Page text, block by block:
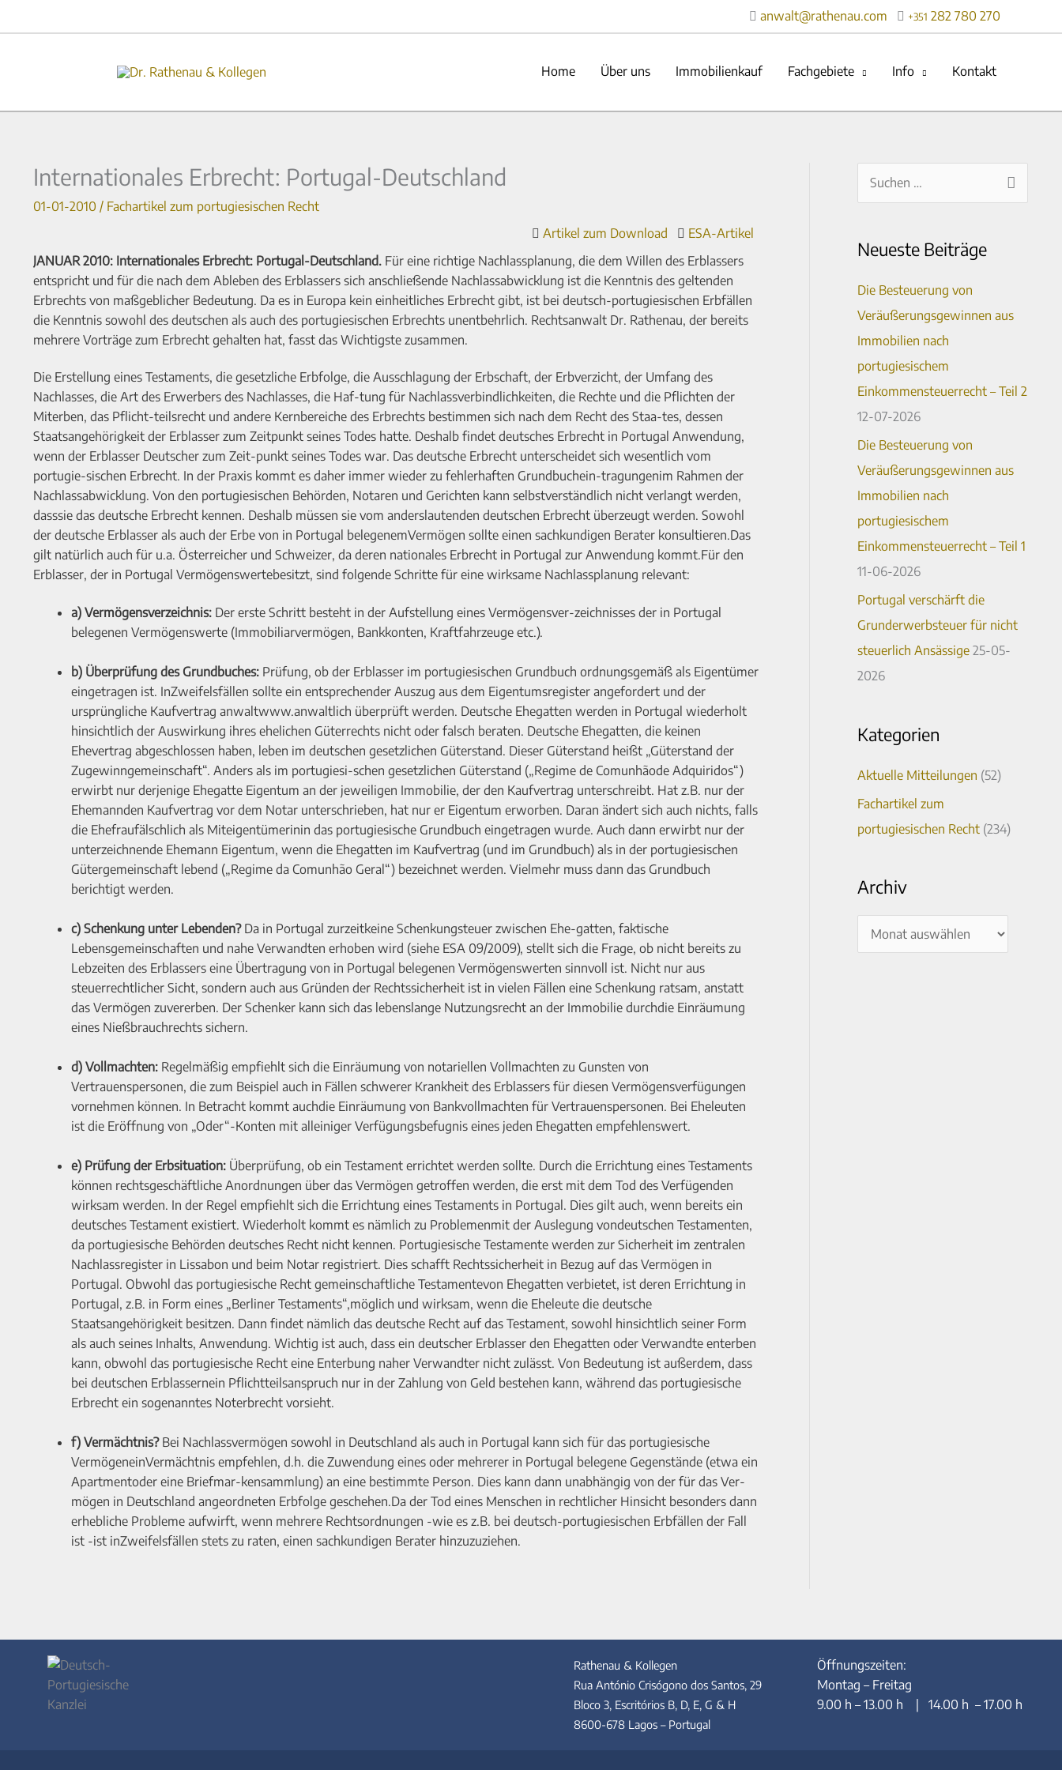
Inhalt
 anwalt@rathenau.com +351 282 780 270
Home Über uns Immobilienkauf Fachgebiete Info Kontakt
Internationales Erbrecht: Portugal-Deutschland
01-01-2010 / Fachartikel zum portugiesischen Recht
Artikel zum Download
ESA-Artikel
JANUAR 2010: Internationales Erbrecht: Portugal-Deutschland. Für eine richtige Nachlassplanung, die dem Willen des Erblassers
entspricht und für die nach dem Ableben des Erblassers sich anschließende Nachlassabwicklung ist die Kenntnis des geltenden
Erbrechts von maßgeblicher Bedeutung. Da es in Europa kein einheitliches Erbrecht gibt, ist bei deutsch-portugiesischen Erbfällen
die Kenntnis sowohl des deutschen als auch des portugiesischen Erbrechts unentbehrlich. Rechtsanwalt Dr. Rathenau, der bereits
mehrere Vorträge zum Erbrecht gehalten hat, fasst das Wichtigste zusammen.
Die Erstellung eines Testaments, die gesetzliche Erbfolge, die Ausschlagung der Erbschaft, der Erbverzicht, der Umfang des
Nachlasses, die Art des Erwerbers des Nachlasses, die Haf-tung für Nachlassverbindlichkeiten, die Rechte und die Pflichten der
Miterben, das Pflicht-teilsrecht und andere Kernbereiche des Erbrechts bestimmen sich nach dem Recht des Staa-tes, dessen
Staatsangehörigkeit der Erblasser zum Zeitpunkt seines Todes hatte. Deshalb findet deutsches Erbrecht in Portugal Anwendung,
wenn der Erblasser Deutscher zum Zeit-punkt seines Todes war. Das deutsche Erbrecht unterscheidet sich wesentlich vom
portugie-sischen Erbrecht. In der Praxis kommt es daher immer wieder zu fehlerhaften Grundbuchein-tragungenim Rahmen der
Nachlassabwicklung. Von den portugiesischen Behörden, Notaren und Gerichten kann selbstverständlich nicht verlangt werden,
dasssie das deutsche Erbrecht kennen. Deshalb müssen sie vom anderslautenden deutschen Erbrecht überzeugt werden. Sowohl
der deutsche Erblasser als auch der Erbe von in Portugal belegenemVermögen sollte einen sachkundigen Berater konsultieren.Das
gilt natürlich auch für u.a. Österreicher und Schweizer, da deren nationales Erbrecht in Portugal zur Anwendung kommt.Für den
Erblasser, der in Portugal Vermögenswertebesitzt, sind folgende Schritte für eine wirksame Nachlassplanung relevant:
a) Vermögensverzeichnis: Der erste Schritt besteht in der Aufstellung eines Vermögensver-zeichnisses der in Portugal
belegenen Vermögenswerte (Immobiliarvermögen, Bankkonten, Kraftfahrzeuge etc.).
b) Überprüfung des Grundbuches: Prüfung, ob der Erblasser im portugiesischen Grundbuch ordnungsgemäß als Eigentümer
eingetragen ist. InZweifelsfällen sollte ein entsprechender Auszug aus dem Eigentumsregister angefordert und der
ursprüngliche Kaufvertrag anwaltwww.anwaltlich überprüft werden. Deutsche Ehegatten werden in Portugal wiederholt
hinsichtlich der Auswirkung ihres ehelichen Güterrechts nicht oder falsch beraten. Deutsche Ehegatten, die keinen
Ehevertrag abgeschlossen haben, leben im deutschen gesetzlichen Güterstand. Dieser Güterstand heißt „Güterstand der
Zugewinngemeinschaft“. Anders als im portugiesi-schen gesetzlichen Güterstand („Regime de Comunhãode Adquiridos“)
erwirbt nur derjenige Ehegatte Eigentum an der jeweiligen Immobilie, der den Kaufvertrag unterschreibt. Hat z.B. nur der
Ehemannden Kaufvertrag vor dem Notar unterschrieben, hat nur er Eigentum erworben. Daran ändert sich auch nichts, falls
die Ehefraufälschlich als Miteigentümerinin das portugiesische Grundbuch eingetragen wurde. Auch dann erwirbt nur der
unterzeichnende Ehemann Eigentum, wenn die Ehegatten im Kaufvertrag (und im Grundbuch) als in der portugiesischen
Gütergemeinschaft lebend („Regime da Comunhão Geral“) bezeichnet werden. Vielmehr muss dann das Grundbuch
berichtigt werden.
c) Schenkung unter Lebenden?Da in Portugal zurzeitkeine Schenkungsteuer zwischen Ehe-gatten, faktische
Lebensgemeinschaften und nahe Verwandten erhoben wird (siehe ESA 09/2009), stellt sich die Frage, ob nicht bereits zu
Lebzeiten des Erblassers eine Übertragung von in Portugal belegenen Vermögenswerten sinnvoll ist. Nicht nur aus
steuerrechtlicher Sicht, sondern auch aus Gründen der Rechtssicherheit ist in vielen Fällen eine Schenkung ratsam, anstatt
das Vermögen zuvererben. Der Schenker kann sich das lebenslange Nutzungsrecht an der Immobilie durchdie Einräumung
eines Nießbrauchrechts sichern.
d) Vollmachten: Regelmäßig empfiehlt sich die Einräumung von notariellen Vollmachten zu Gunsten von
Vertrauenspersonen, die zum Beispiel auch in Fällen schwerer Krankheit des Erblassers für diesen Vermögensverfügungen
vornehmen können. In Betracht kommt auchdie Einräumung von Bankvollmachten für Vertrauenspersonen. Bei Eheleuten
ist die Eröffnung von „Oder“-Konten mit alleiniger Verfügungsbefugnis eines jeden Ehegatten empfehlenswert.
e) Prüfung der Erbsituation: Überprüfung, ob ein Testament errichtet werden sollte. Durch die Errichtung eines Testaments
können rechtsgeschäftliche Anordnungen über das Vermögen getroffen werden, die erst mit dem Tod des Verfügenden
wirksam werden. In der Regel empfiehlt sich die Errichtung eines Testaments in Portugal. Dies gilt auch, wenn bereits ein
deutsches Testament existiert. Wiederholt kommt es nämlich zu Problemenmit der Auslegung vondeutschen Testamenten,
da portugiesische Behörden deutsches Recht nicht kennen. Portugiesische Testamente werden zur Sicherheit im zentralen
Nachlassregister in Lissabon und beim Notar registriert. Dies schafft Rechtssicherheit in Bezug auf das Vermögen in
Portugal. Obwohl das portugiesische Recht gemeinschaftliche Testamentevon Ehegatten verbietet, ist deren Errichtung in
Portugal, z.B. in Form eines „Berliner Testaments“,möglich und wirksam, wenn die Eheleute die deutsche
Staatsangehörigkeit besitzen. Dann findet nämlich das deutsche Recht auf das Testament, sowohl hinsichtlich seiner Form
als auch seines Inhalts, Anwendung. Wichtig ist auch, dass ein deutscher Erblasser den Ehegatten oder Verwandte enterben
kann, obwohl das portugiesische Recht eine Enterbung naher Verwandter nicht zulässt. Von Bedeutung ist außerdem, dass
bei deutschen Erblassernein Pflichtteilsanspruch nur in der Zahlung von Geld bestehen kann, während das portugiesische
Erbrecht ein sogenanntes Noterbrecht vorsieht.
f) Vermächtnis?Bei Nachlassvermögen sowohl in Deutschland als auch in Portugal kann sich für das portugiesische
VermögeneinVermächtnis empfehlen, d.h. die Zuwendung eines oder mehrerer in Portugal belegene Gegenstände (etwa ein
Apartmentoder eine Briefmar-kensammlung) an eine bestimmte Person. Dies kann dann unabhängig von der für das Ver-
mögen in Deutschland angeordneten Erbfolge geschehen.Da der Tod eines Menschen in rechtlicher Hinsicht besonders dann
erhebliche Probleme aufwirft, wenn mehrere Rechtsordnungen -wie es z.B. bei deutsch-portugiesischen Erbfällen der Fall
ist -ist inZweifelsfällen stets zu raten, einen sachkundigen Berater hinzuzuziehen.
e
n
n
a
c
h
:
Neueste Beiträge
Die Besteuerung von
Veräußerungsgewinnen aus
Immobilien nach
portugiesischem
Einkommensteuerrecht – Teil 2
12-07-2026
Die Besteuerung von
Veräußerungsgewinnen aus
Immobilien nach
portugiesischem
Einkommensteuerrecht – Teil 1
11-06-2026
Portugal verschärft die
Grunderwerbsteuer für nicht
steuerlich Ansässige 25-05-
2026
Kategorien
Aktuelle Mitteilungen (52)
Fachartikel zum
portugiesischen Recht(234)
Archiv
r
h
Rathenau & Kollegen
Rua António Crisógono dos Santos, 29
Bloco 3, Escritórios B, D, E, G & H
8600-678 Lagos – Portugal
Öffnungszeiten:
Montag – Freitag
9.00 h – 13.00 h | 14.00 h – 17.00 h